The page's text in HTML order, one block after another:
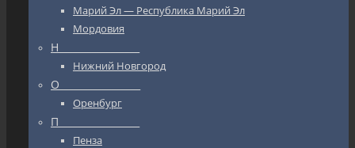
Марий Эл — Республика Марий Эл
Мордовия
Н_________________
Нижний Новгород
О_________________
Оренбург
П_________________
Пенза